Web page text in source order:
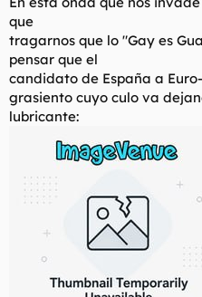
que
tragarnos que lo "Gay es
pensar que el
candidato de España a
grasiento cuyo culo va
lubricante: